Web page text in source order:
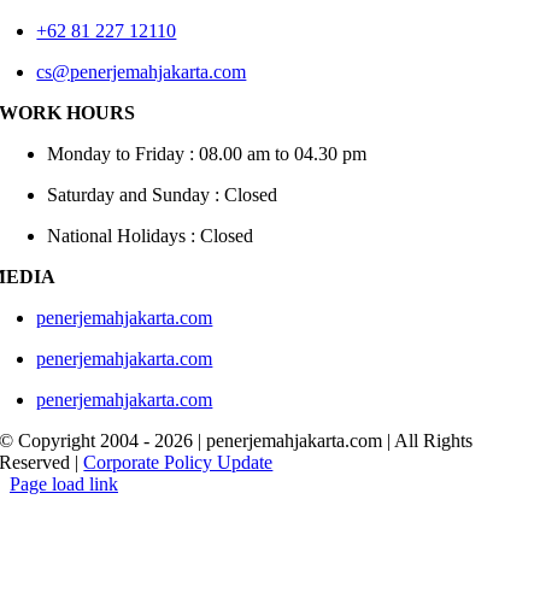
+62 81 227 12110
cs@penerjemahjakarta.com
WORK HOURS
Monday to Friday : 08.00 am to 04.30 pm
Saturday and Sunday : Closed
National Holidays : Closed
penerjemahjakarta.com
penerjemahjakarta.com
penerjemahjakarta.com
© Copyright 2004 - 2026 | penerjemahjakarta.com | All Rights
Reserved |Corporate Policy Update
Page load link